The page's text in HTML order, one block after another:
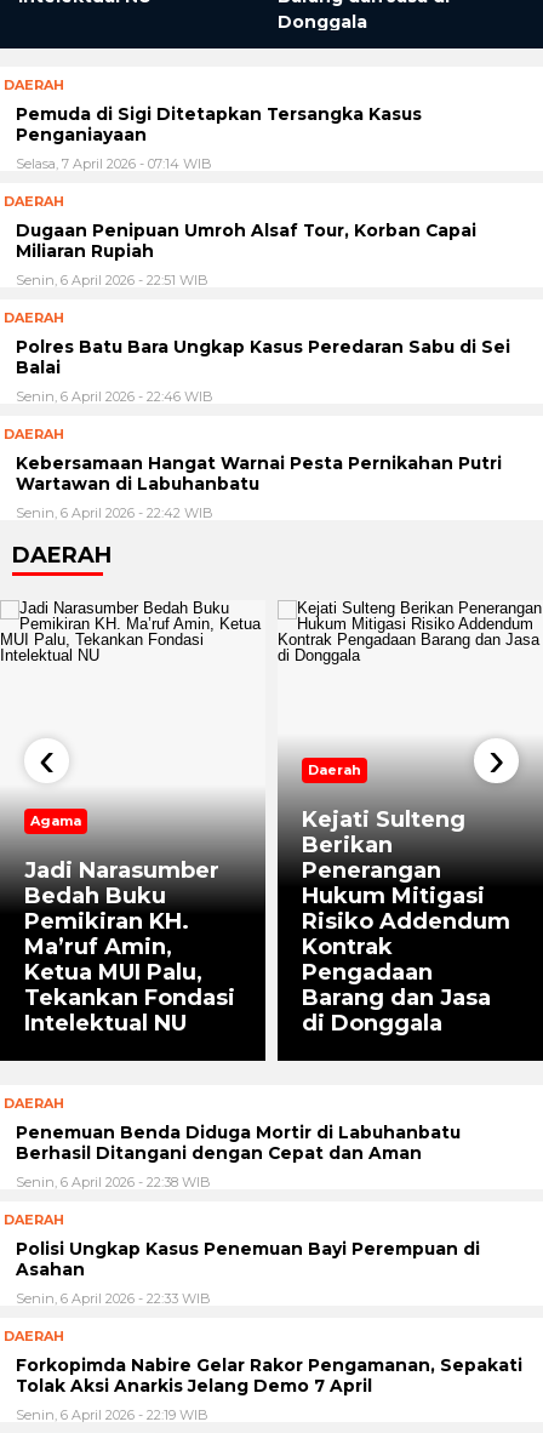
Donggala
DAERAH
Pemuda di Sigi Ditetapkan Tersangka Kasus
Penganiayaan
Selasa, 7 April 2026 - 07:14 WIB
DAERAH
Dugaan Penipuan Umroh Alsaf Tour, Korban Capai
Miliaran Rupiah
Senin, 6 April 2026 - 22:51 WIB
DAERAH
Polres Batu Bara Ungkap Kasus Peredaran Sabu di Sei
Balai
Senin, 6 April 2026 - 22:46 WIB
DAERAH
Kebersamaan Hangat Warnai Pesta Pernikahan Putri
Wartawan di Labuhanbatu
Senin, 6 April 2026 - 22:42 WIB
DAERAH
Agama
Jadi Narasumber
Bedah Buku
Pemikiran KH.
Ma’ruf Amin,
Ketua MUI Palu,
Tekankan Fondasi
Intelektual NU
Daerah
Kejati Sulteng
Berikan
Penerangan
Hukum Mitigasi
Risiko Addendum
Kontrak
Pengadaan
Barang dan Jasa
di Donggala
‹ ›
DAERAH
Penemuan Benda Diduga Mortir di Labuhanbatu
Berhasil Ditangani dengan Cepat dan Aman
Senin, 6 April 2026 - 22:38 WIB
DAERAH
Polisi Ungkap Kasus Penemuan Bayi Perempuan di
Asahan
Senin, 6 April 2026 - 22:33 WIB
DAERAH
Forkopimda Nabire Gelar Rakor Pengamanan, Sepakati
Tolak Aksi Anarkis Jelang Demo 7 April
Senin, 6 April 2026 - 22:19 WIB